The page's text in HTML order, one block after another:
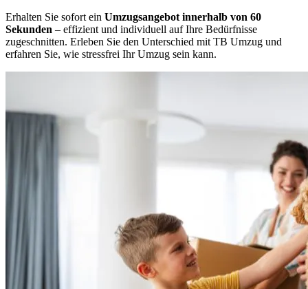
Erhalten Sie sofort ein Umzugsangebot innerhalb von 60
Sekunden – effizient und individuell auf Ihre Bedürfnisse
zugeschnitten. Erleben Sie den Unterschied mit TB Umzug und
erfahren Sie, wie stressfrei Ihr Umzug sein kann.